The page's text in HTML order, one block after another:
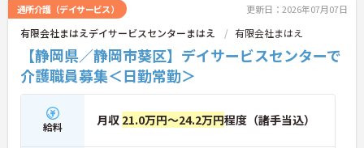
通所介護（デイサービス） 更新日：2026年07月07日
有限会社まはえデイサービスセンターまはえ 有限会社まはえ
【静岡県／静岡市葵区】デイサービスセンターで
介護職員募集＜日勤常勤＞
給料 月収 21.0万円～24.2万円程度（諸手当込）